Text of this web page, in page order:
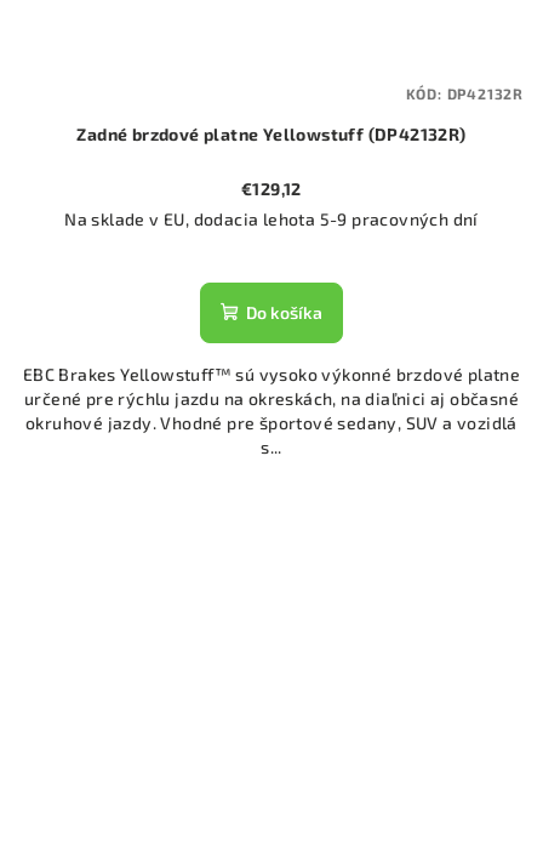
Zadné brzdové platne Yellowstuff (DP42132R)
€129,12
Na sklade v EU, dodacia lehota 5-9 pracovných dní
Do košíka
EBC Brakes Yellowstuff™ sú vysoko výkonné brzdové platne
určené pre rýchlu jazdu na okreskách, na diaľnici aj občasné
okruhové jazdy. Vhodné pre športové sedany, SUV a vozidlá
s...
KÓD: DP42132R